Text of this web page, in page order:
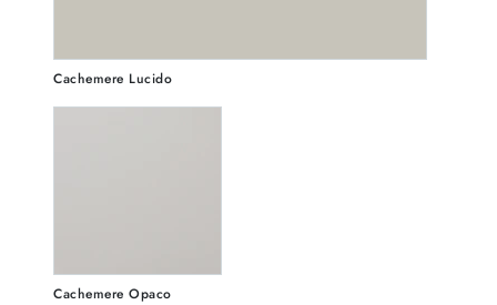
Cachemere Lucido
Cachemere Opaco